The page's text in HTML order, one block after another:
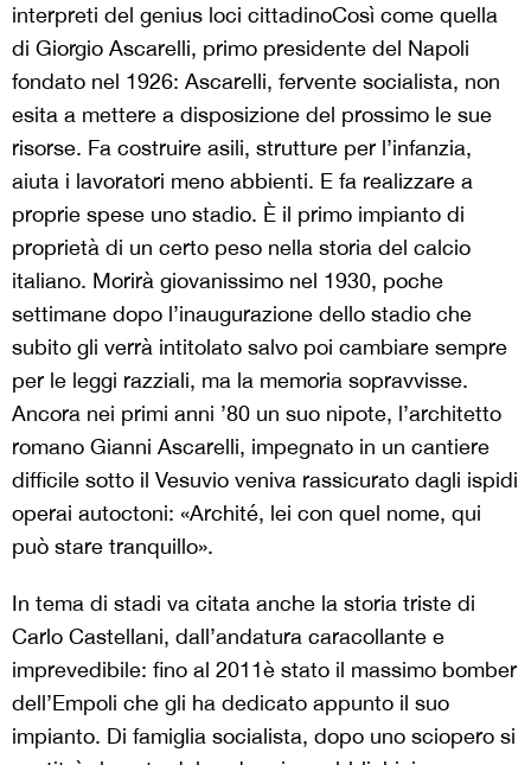
interpreti del genius loci cittadinoCosì come quella
di Giorgio Ascarelli, primo presidente del Napoli
fondato nel 1926: Ascarelli, fervente socialista, non
esita a mettere a disposizione del prossimo le sue
risorse. Fa costruire asili, strutture per l’infanzia,
aiuta i lavoratori meno abbienti. E fa realizzare a
proprie spese uno stadio. È il primo impianto di
proprietà di un certo peso nella storia del calcio
italiano. Morirà giovanissimo nel 1930, poche
settimane dopo l’inaugurazione dello stadio che
subito gli verrà intitolato salvo poi cambiare sempre
per le leggi razziali, ma la memoria sopravvisse.
Ancora nei primi anni ’80 un suo nipote, l’architetto
romano Gianni Ascarelli, impegnato in un cantiere
difficile sotto il Vesuvio veniva rassicurato dagli ispidi
operai autoctoni: «Archité, lei con quel nome, qui
può stare tranquillo».
In tema di stadi va citata anche la storia triste di
Carlo Castellani, dall’andatura caracollante e
imprevedibile: fino al 2011è stato il massimo bomber
dell’Empoli che gli ha dedicato appunto il suo
impianto. Di famiglia socialista, dopo uno sciopero si